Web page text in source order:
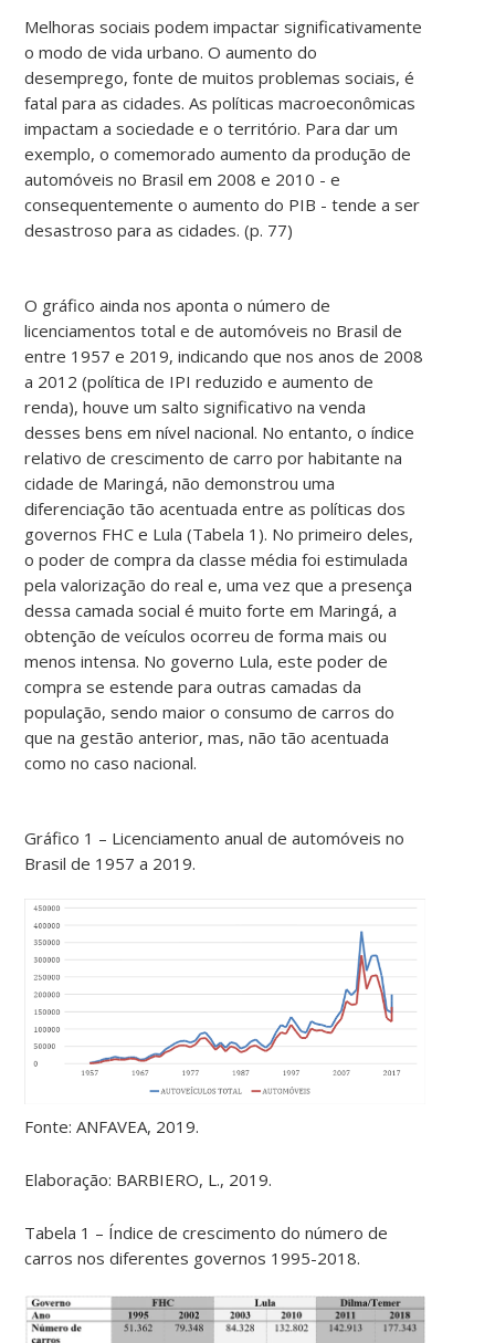
Melhoras sociais podem impactar significativamente
o modo de vida urbano. O aumento do
desemprego, fonte de muitos problemas sociais, é
fatal para as cidades. As políticas macroeconômicas
impactam a sociedade e o território. Para dar um
exemplo, o comemorado aumento da produção de
automóveis no Brasil em 2008 e 2010 - e
consequentemente o aumento do PIB - tende a ser
desastroso para as cidades. (p. 77)
O gráfico ainda nos aponta o número de
licenciamentos total e de automóveis no Brasil de
entre 1957 e 2019, indicando que nos anos de 2008
a 2012 (política de IPI reduzido e aumento de
renda), houve um salto significativo na venda
desses bens em nível nacional. No entanto, o índice
relativo de crescimento de carro por habitante na
cidade de Maringá, não demonstrou uma
diferenciação tão acentuada entre as políticas dos
governos FHC e Lula (Tabela 1). No primeiro deles,
o poder de compra da classe média foi estimulada
pela valorização do real e, uma vez que a presença
dessa camada social é muito forte em Maringá, a
obtenção de veículos ocorreu de forma mais ou
menos intensa. No governo Lula, este poder de
compra se estende para outras camadas da
população, sendo maior o consumo de carros do
que na gestão anterior, mas, não tão acentuada
como no caso nacional.
Gráfico 1 – Licenciamento anual de automóveis no
Brasil de 1957 a 2019.
Fonte: ANFAVEA, 2019.
Elaboração: BARBIERO, L., 2019.
Tabela 1 – Índice de crescimento do número de
carros nos diferentes governos 1995-2018.